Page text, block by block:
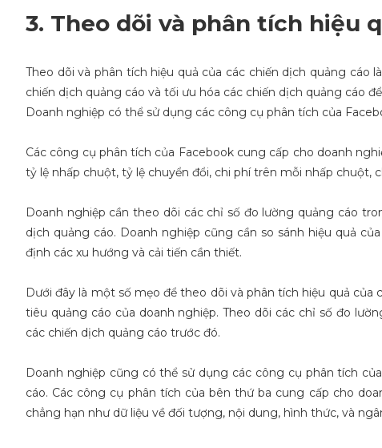
3. Theo dõi và phân tích hiệu
Theo dõi và phân tích hiệu quả của các chiến dịch quảng
chiến dịch quảng cáo và tối ưu hóa các chiến dịch quảng cáo
Doanh nghiệp có thể sử dụng các công cụ phân tích của
Các công cụ phân tích của Facebook cung cấp cho doanh
tỷ lệ nhấp chuột, tỷ lệ chuyển đổi, chi phí trên mỗi nhấp chuột,
Doanh nghiệp cần theo dõi các chỉ số đo lường quảng cáo
dịch quảng cáo. Doanh nghiệp cũng cần so sánh hiệu quả
định các xu hướng và cải tiến cần thiết.
Dưới đây là một số mẹo để theo dõi và phân tích hiệu quả
tiêu quảng cáo của doanh nghiệp. Theo dõi các chỉ số đo
các chiến dịch quảng cáo trước đó.
Doanh nghiệp cũng có thể sử dụng các công cụ phân tích
cáo. Các công cụ phân tích của bên thứ ba cung cấp cho
chẳng hạn như dữ liệu về đối tượng, nội dung, hình thức, và